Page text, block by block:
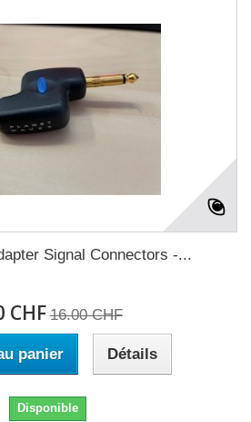
Signal Connectors -...
CHF 16.00 CHF
panier Détails
Disponible